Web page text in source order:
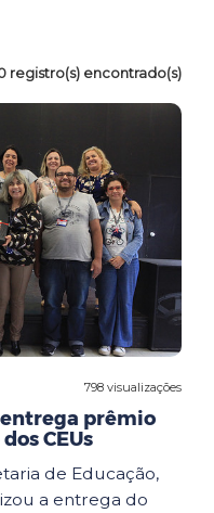
registro(s) encontrado(s)
798 visualizações
prêmio
CEUs
de Educação,
a entrega do